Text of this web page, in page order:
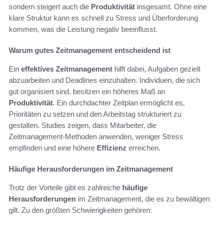
sondern steigert auch die Produktivität insgesamt. Ohne eine
klare Struktur kann es schnell zu Stress und Überforderung
kommen, was die Leistung negativ beeinflusst.
Warum gutes Zeitmanagement entscheidend ist
Ein effektives Zeitmanagement hilft dabei, Aufgaben gezielt
abzuarbeiten und Deadlines einzuhalten. Individuen, die sich
gut organisiert sind, besitzen ein höheres Maß an
Produktivität. Ein durchdachter Zeitplan ermöglicht es,
Prioritäten zu setzen und den Arbeitstag strukturiert zu
gestalten. Studies zeigen, dass Mitarbeiter, die
Zeitmanagement-Methoden anwenden, weniger Stress
empfinden und eine höhere Effizienz erreichen.
Häufige Herausforderungen im Zeitmanagement
Trotz der Vorteile gibt es zahlreiche häufige
Herausforderungen im Zeitmanagement, die es zu bewältigen
gilt. Zu den größten Schwierigkeiten gehören: